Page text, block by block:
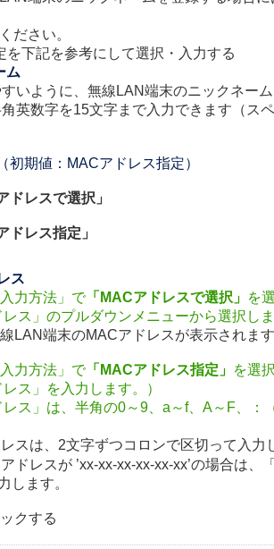
ださい。
を下記を参考にして選択・入力する
ム
いように、無線LAN端末のニックネー
英数字を15文字まで入力できます（ス
初期値：MACアドレス指定）
ドレスで選択」
ドレス指定」
ス
入力方法」で「MACアドレスで選択」 を
レス」のプルダウンメニューから選択し
LAN端末のMACアドレスが表示されま
入力方法」で「MACアドレス指定」 を選
レス」を入力します。）
レス」は、半角の0～9、a～f、A～F、：
スは、2文字ずつコロンで区切って入力
ドレスが ’xx-xx-xx-xx-xx-xx’の場合は、
します。
クする